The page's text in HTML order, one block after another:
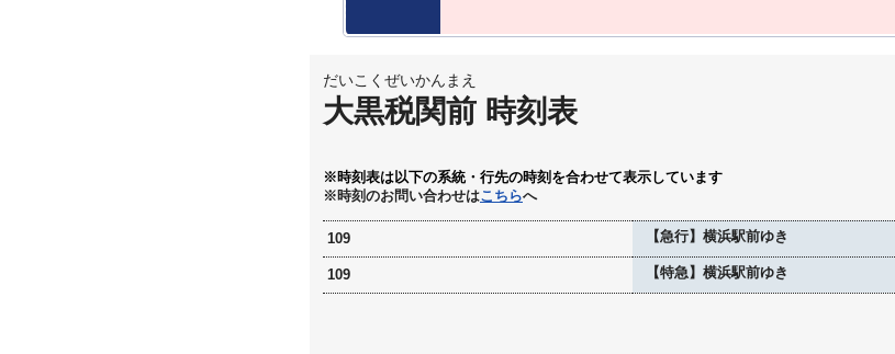
だいこくぜいかんまえ
大黒税関前 時刻表
※時刻表は以下の系統・行先の時刻を合わせて表示しています
※時刻のお問い合わせはこちらへ
109 【急行】横浜駅前ゆき
109 【特急】横浜駅前ゆき